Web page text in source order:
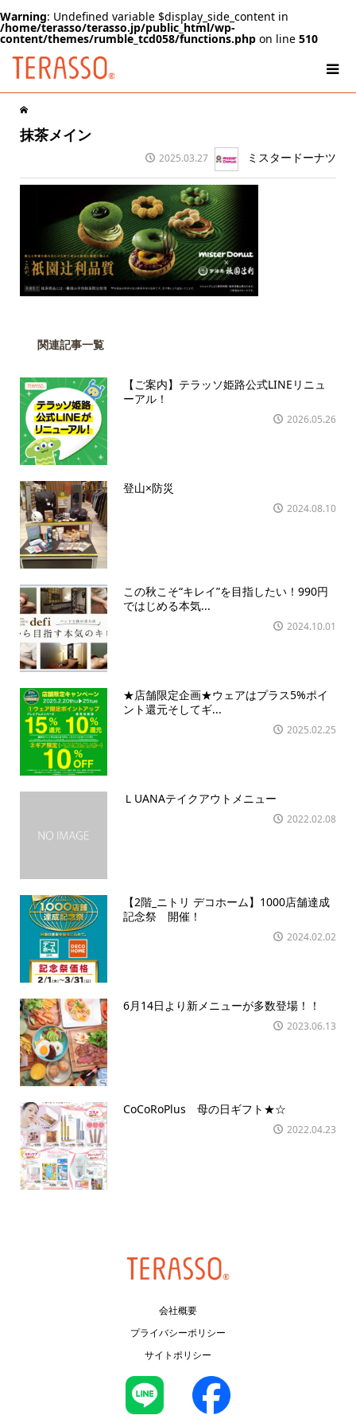
Warning: Undefined variable $display_side_content in
/home/terasso/terasso.jp/public_html/wp-
content/themes/rumble_tcd058/functions.php on line 510
抹茶メイン
2025.03.27 ミスタードーナツ
関連記事一覧
【ご案内】テラッソ姫路公式LINEリニュ
ーアル！
2026.05.26
登山×防災
2024.08.10
この秋こそ“キレイ”を目指したい！990円
ではじめる本気...
2024.10.01
★店舗限定企画★ウェアはプラス5%ポイ
ント還元そしてギ...
2025.02.25
ＬUANAテイクアウトメニュー
2022.02.08
【2階_ニトリ デコホーム】1000店舗達成
記念祭 開催！
2024.02.02
6月14日より新メニューが多数登場！！
2023.06.13
CoCoRoPlus 母の日ギフト★☆
2022.04.23
会社概要
プライバシーポリシー
サイトポリシー